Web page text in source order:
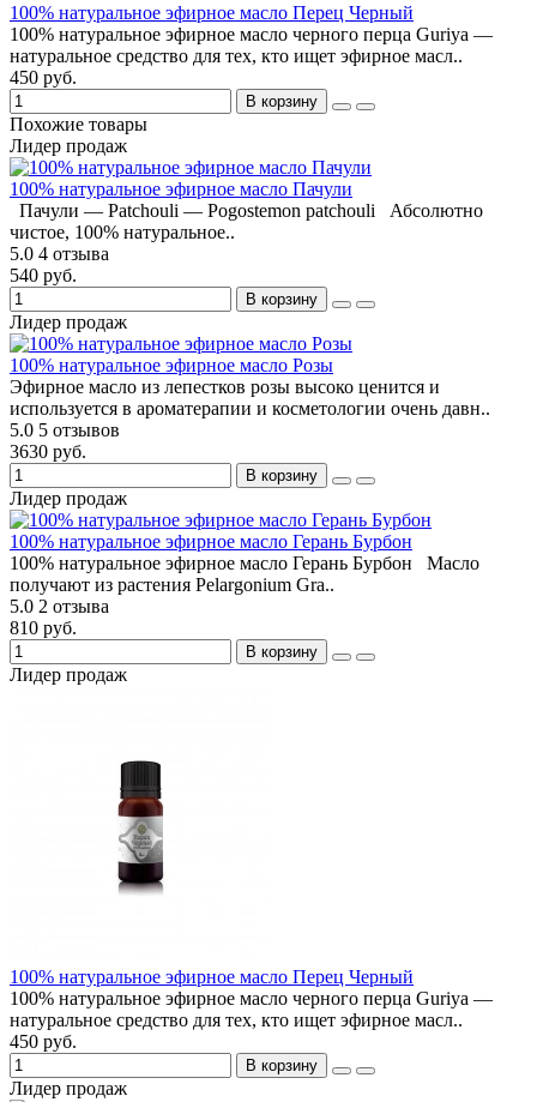
100% натуральное эфирное масло Перец Черный
100% натуральное эфирное масло черного перца Guriya —
натуральное средство для тех, кто ищет эфирное масл..
450 руб.
В корзину
Похожие товары
Лидер продаж
100% натуральное эфирное масло Пачули
Пачули — Patchouli — Pogostemon patchouli Абсолютно
чистое, 100% натуральное..
5.0 4 отзыва
540 руб.
В корзину
Лидер продаж
100% натуральное эфирное масло Розы
Эфирное масло из лепестков розы высоко ценится и
используется в ароматерапии и косметологии очень давн..
5.0 5 отзывов
3630 руб.
В корзину
Лидер продаж
100% натуральное эфирное масло Герань Бурбон
100% натуральное эфирное масло Герань Бурбон Масло
получают из растения Pelargonium Gra..
5.0 2 отзыва
810 руб.
В корзину
Лидер продаж
100% натуральное эфирное масло Перец Черный
100% натуральное эфирное масло черного перца Guriya —
натуральное средство для тех, кто ищет эфирное масл..
450 руб.
В корзину
Лидер продаж